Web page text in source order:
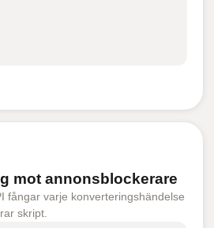
mot annonsblockerare
fångar varje konverteringshändelse
skript.